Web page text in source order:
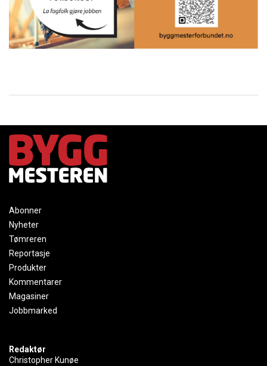
Abonner
Nyheter
Tømreren
Reportasje
Produkter
Kommentarer
Magasiner
Jobbmarked
Redaktør
Christopher Kunøe